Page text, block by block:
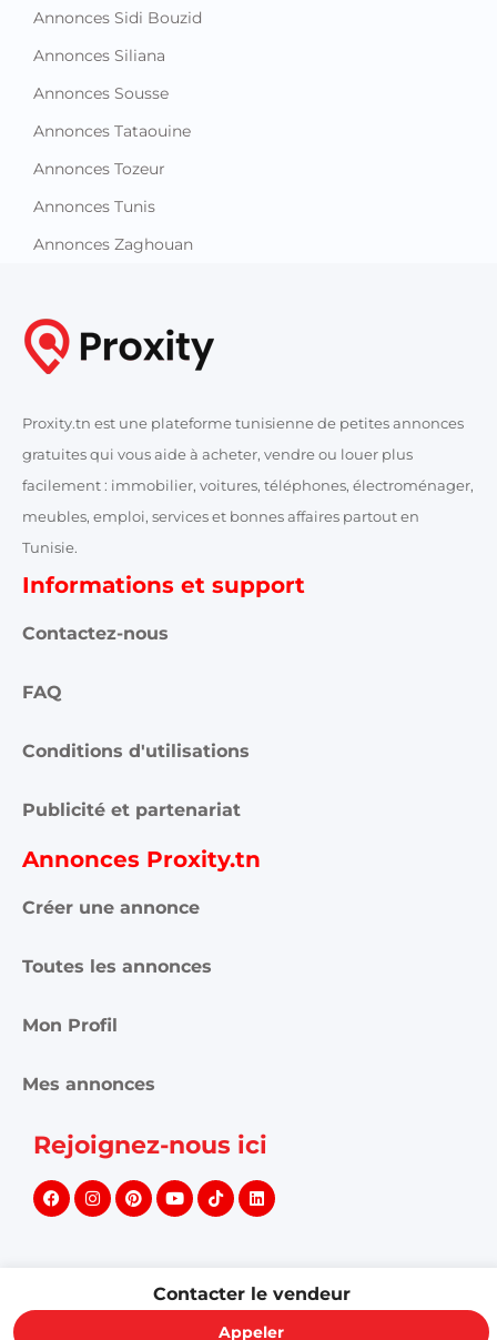
Contacter le vendeur
Appeler
Annonces Siliana
Annonces Sousse
Annonces Tataouine
Annonces Tozeur
Annonces Tunis
Annonces Zaghouan
gratuites qui vous aide à acheter, vendre ou louer plus
facilement : immobilier, voitures, téléphones, électroménager,
meubles, emploi, services et bonnes affaires partout en
Tunisie.
Informations et support
Contactez-nous
Annonces Proxity.tn
Créer une annonce